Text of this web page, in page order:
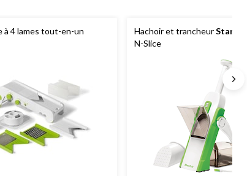
à 4 lames tout-en-un
Hachoir et trancheurStarfrit
N-Slice